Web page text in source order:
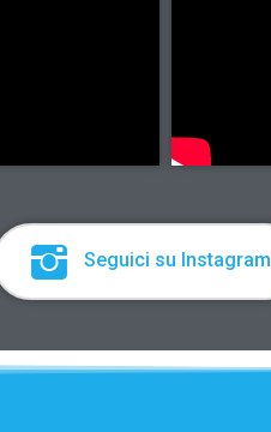
Seguici su Instagram